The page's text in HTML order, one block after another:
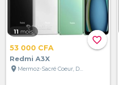
favorite_border
11 mois
53 000 CFA
Redmi A3X
location_on
Mermoz-Sacré Coeur, Dakar, Sénégal